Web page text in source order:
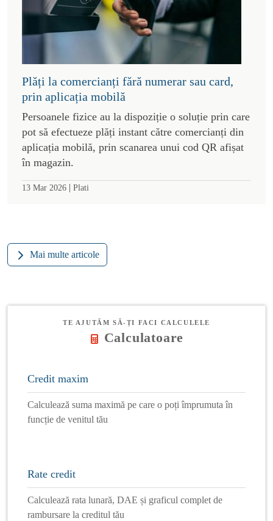
Plăți la comercianți fără numerar sau card,
prin aplicația mobilă
Persoanele fizice au la dispoziție o soluție prin care
pot să efectueze plăți instant către comercianți din
aplicația mobilă, prin scanarea unui cod QR afișat
în magazin.
13 Mar 2026 | Plati
Mai multe articole
TE AJUTĂM SĂ-ȚI FACI CALCULELE
Calculatoare
Credit maxim
Calculează suma maximă pe care o poți împrumuta în
funcție de venitul tău
Rate credit
Calculează rata lunară, DAE și graficul complet de
rambursare la creditul tău